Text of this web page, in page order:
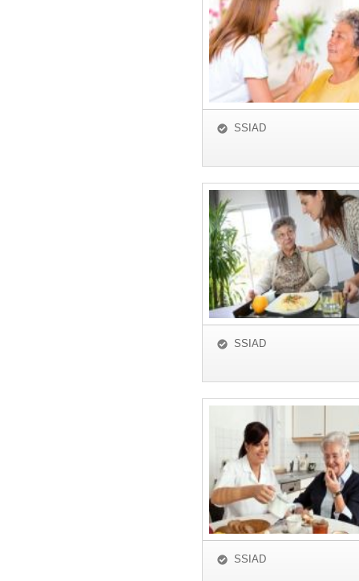
SSIAD
SSIAD
SSIAD